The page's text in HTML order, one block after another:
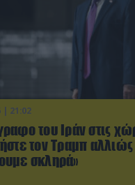
| 21:02
του Ιράν στις
τον Τραμπ
σκληρά»